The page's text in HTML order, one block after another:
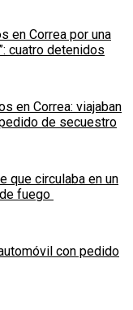
en Correa por una
cuatro detenidos
en Correa: viajaban
de secuestro
que circulaba en un
fuego
con pedido